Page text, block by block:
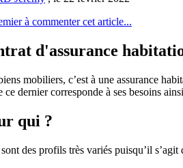
à commenter cet article...
d'assurance
mobiliers, c’est à une assurance
dernier corresponde à ses besoins
qui ?
sont des profils très variés puisqu’il s’agit